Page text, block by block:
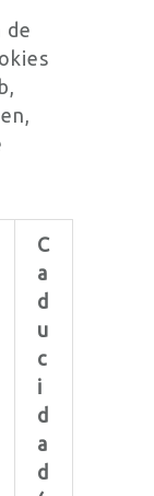
de
C
a
d
u
c
i
d
a
d